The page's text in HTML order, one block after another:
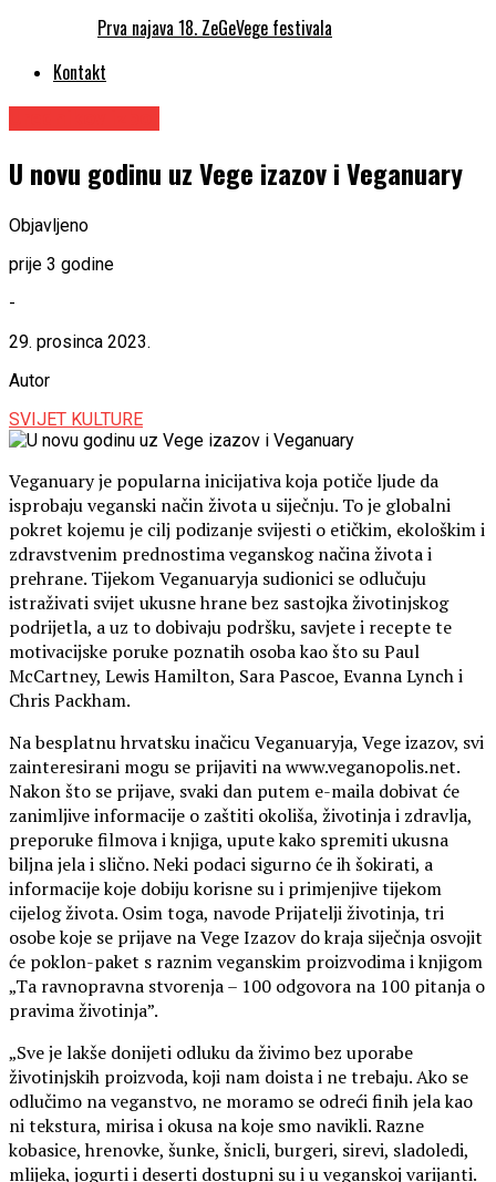
Prva najava 18. ZeGeVege festivala
Kontakt
U novu godinu uz Vege izazov i Veganuary
Objavljeno
prije 3 godine
-
29. prosinca 2023.
Autor
SVIJET KULTURE
Veganuary je popularna inicijativa koja potiče ljude da
isprobaju veganski način života u siječnju. To je globalni
pokret kojemu je cilj podizanje svijesti o etičkim, ekološkim i
zdravstvenim prednostima veganskog načina života i
prehrane. Tijekom Veganuaryja sudionici se odlučuju
istraživati svijet ukusne hrane bez sastojka životinjskog
podrijetla, a uz to dobivaju podršku, savjete i recepte te
motivacijske poruke poznatih osoba kao što su Paul
McCartney, Lewis Hamilton, Sara Pascoe, Evanna Lynch i
Chris Packham.
Na besplatnu hrvatsku inačicu Veganuaryja, Vege izazov, svi
zainteresirani mogu se prijaviti na www.veganopolis.net.
Nakon što se prijave, svaki dan putem e-maila dobivat će
zanimljive informacije o zaštiti okoliša, životinja i zdravlja,
preporuke filmova i knjiga, upute kako spremiti ukusna
biljna jela i slično. Neki podaci sigurno će ih šokirati, a
informacije koje dobiju korisne su i primjenjive tijekom
cijelog života. Osim toga, navode Prijatelji životinja, tri
osobe koje se prijave na Vege Izazov do kraja siječnja osvojit
će poklon-paket s raznim veganskim proizvodima i knjigom
„Ta ravnopravna stvorenja – 100 odgovora na 100 pitanja o
pravima životinja”.
„Sve je lakše donijeti odluku da živimo bez uporabe
životinjskih proizvoda, koji nam doista i ne trebaju. Ako se
odlučimo na veganstvo, ne moramo se odreći finih jela kao
ni tekstura, mirisa i okusa na koje smo navikli. Razne
kobasice, hrenovke, šunke, šnicli, burgeri, sirevi, sladoledi,
mlijeka, jogurti i deserti dostupni su i u veganskoj varijanti.